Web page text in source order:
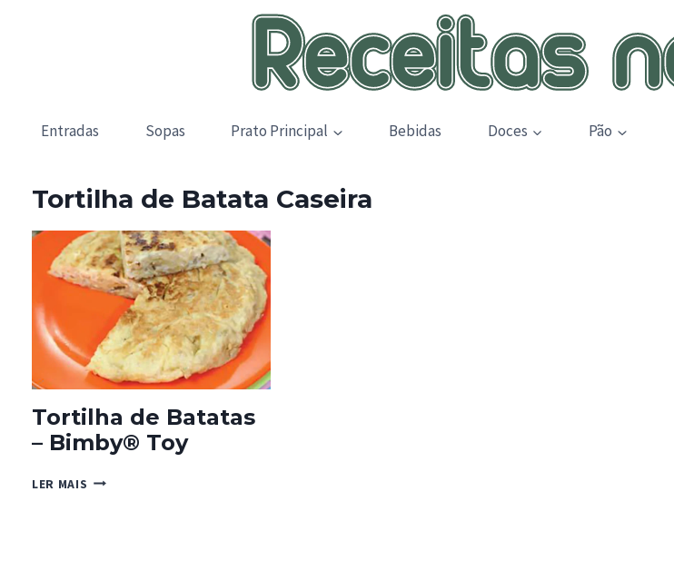
Entradas Sopas Prato Principal Bebidas Doces Pão
Tortilha de Batata Caseira
Tortilha de Batatas
– Bimby® Toy
LER MAIS TORTILHA